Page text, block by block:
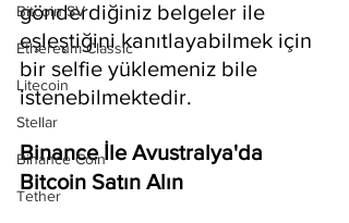
Bitcoin SV
Ethereum Classic
Litecoin
Stellar
Binance Coin
Tether
gönderdiğiniz belgeler ile
eşleştiğini kanıtlayabilmek için
bir selfie yüklemeniz bile
istenebilmektedir.
Binance İle Avustralya'da
Bitcoin Satın Alın